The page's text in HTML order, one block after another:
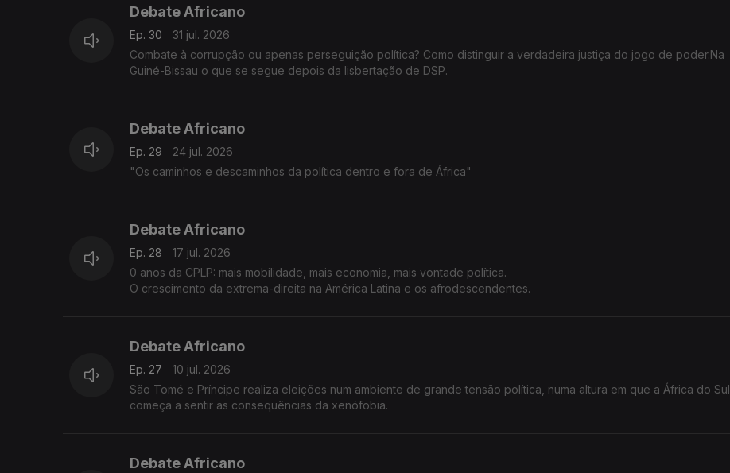
Debate Africano
Ep. 30
31 jul. 2026
Combate à corrupção ou apenas perseguição política? Como distinguir a verdadeira justiça do jogo de poder.Na
Guiné-Bissau o que se segue depois da lisbertação de DSP.
Debate Africano
Ep. 29
24 jul. 2026
"Os caminhos e descaminhos da política dentro e fora de África"
Debate Africano
Ep. 28
17 jul. 2026
0 anos da CPLP: mais mobilidade, mais economia, mais vontade política.
O crescimento da extrema-direita na América Latina e os afrodescendentes.
Debate Africano
Ep. 27
10 jul. 2026
São Tomé e Príncipe realiza eleições num ambiente de grande tensão política, numa altura em que a África do Sul
começa a sentir as consequências da xenófobia.
Debate Africano